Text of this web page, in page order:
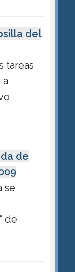
del
tareas
de
se
de